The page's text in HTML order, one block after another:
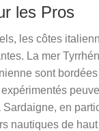
les Pros
les côtes
La mer
sont
en
nautiques de